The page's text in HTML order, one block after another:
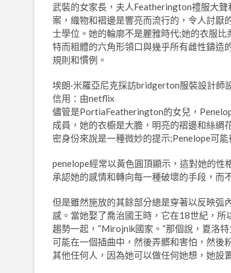
武裝的女家長，夫人Featherington禮服大
案，織物和褶邊是響亮而流行的，令人討厭
士學位。她的輪廓不是麗雅時代;她的衣服
特而粗體的六角形領口與幾乎所有雌性鑄造
規則和慣例。
埃朗·米羅亞尼克採訪bridgerton服裝設計師
信用：由netflix
儘管是PortiaFeatherington的女兒，
成員，她的衣櫥是大膽，明亮的褶邊和絲綢
密身份來說是一種微妙的提示;Penelope可
penelope經常以黃色圓頂顯示，這對她的
承認她的感情和轉向每一種破壞的手段，而
但是雖然施放的其餘部分總是穿著以反映弧
感。當她娶了喬治國王時，它在18世紀，
趨勢一起，“Mirojnik國家。“那個說，夏洛
可能在一個插曲中，然後弄髒和害怕，然後
其他任何人，因為她可以做任何她想，她設